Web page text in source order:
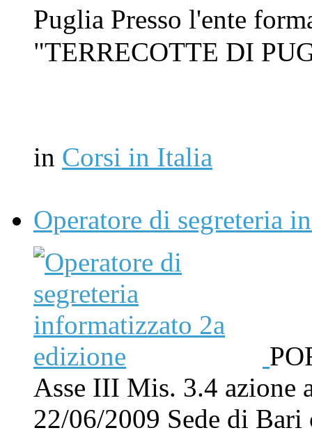
Puglia Presso l'ente
"TERRECOTTE DI
in Corsi in Italia
Operatore di segreteria
Asse III Mis. 3.4 azione
22/06/2009 Sede di